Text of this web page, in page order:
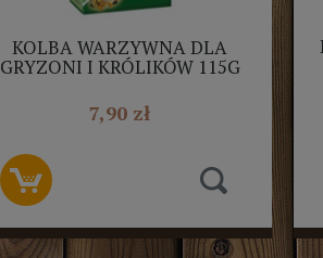
KOLBA WARZYWNA DLA
GRYZONI I KRÓLIKÓW 115G
7,90 zł